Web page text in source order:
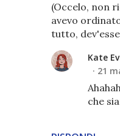
(Occelo, non
avevo
tutto,
Kate
21
che